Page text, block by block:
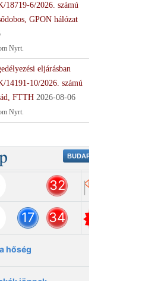
18719-6/2026. számú
GPON hálózat
Nyrt.
eljárásban
14191-10/2026. számú
FTTH 2026-08-06
Nyrt.